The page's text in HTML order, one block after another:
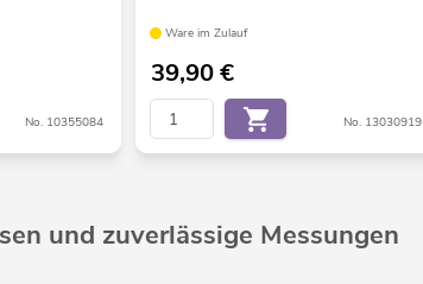
No. 10355084
Ware im Zulauf
39,90€
No. 13030919
und zuverlässige Messungen